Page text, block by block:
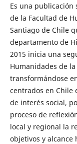
Es una
de la Facultad de
Santiago de Chile
departamento de
2015 inicia una
Humanidades de
transformándose
centrados en Chile
de interés social,
proceso de
local y regional la
objetivos y alcance